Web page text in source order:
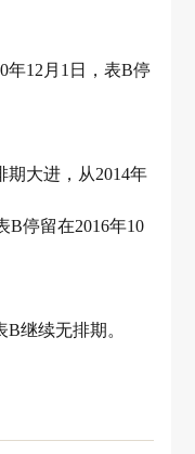
年12月1日，表B停
大进，从2014年
B停留在2016年10
继续无排期。